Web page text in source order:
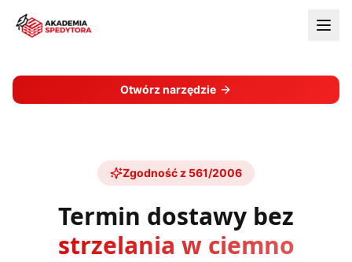
Otwórz narzędzie
Zgodność z 561/2006
Termin dostawy bez
strzelania w ciemno